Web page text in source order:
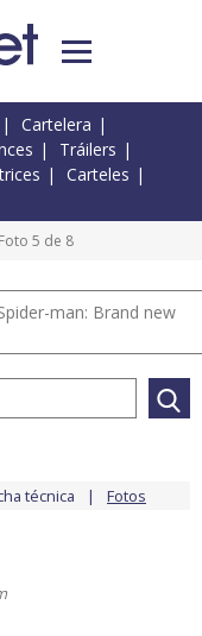
Cartelera
Tráilers
Carteles
5 de 8
man: Brand new
técnica Fotos